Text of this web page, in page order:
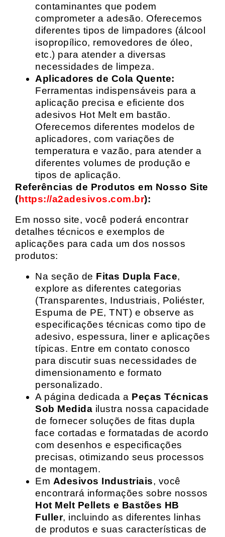
contaminantes que podem
comprometer a adesão. Oferecemos
diferentes tipos de limpadores (álcool
isopropílico, removedores de óleo,
etc.) para atender a diversas
necessidades de limpeza.
Aplicadores de Cola Quente:
Ferramentas indispensáveis para a
aplicação precisa e eficiente dos
adesivos Hot Melt em bastão.
Oferecemos diferentes modelos de
aplicadores, com variações de
temperatura e vazão, para atender a
diferentes volumes de produção e
tipos de aplicação.
Referências de Produtos em Nosso Site
(https://a2adesivos.com.br):
Em nosso site, você poderá encontrar
detalhes técnicos e exemplos de
aplicações para cada um dos nossos
produtos:
Na seção de Fitas Dupla Face,
explore as diferentes categorias
(Transparentes, Industriais, Poliéster,
Espuma de PE, TNT) e observe as
especificações técnicas como tipo de
adesivo, espessura, liner e aplicações
típicas. Entre em contato conosco
para discutir suas necessidades de
dimensionamento e formato
personalizado.
A página dedicada a Peças Técnicas
Sob Medida ilustra nossa capacidade
de fornecer soluções de fitas dupla
face cortadas e formatadas de acordo
com desenhos e especificações
precisas, otimizando seus processos
de montagem.
Em Adesivos Industriais, você
encontrará informações sobre nossos
Hot Melt Pellets e Bastões HB
Fuller, incluindo as diferentes linhas
de produtos e suas características de